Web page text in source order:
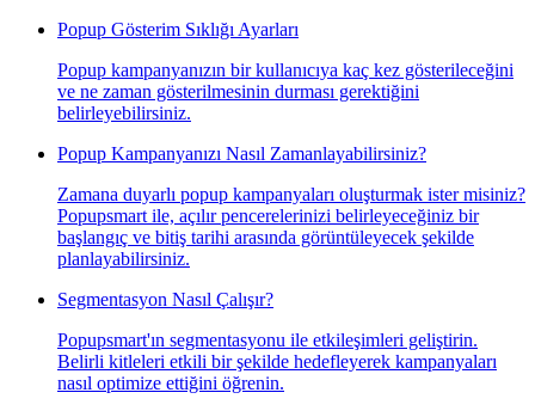
Popup Gösterim Sıklığı Ayarları
Popup kampanyanızın bir kullanıcıya kaç kez gösterileceğini
ve ne zaman gösterilmesinin durması gerektiğini
belirleyebilirsiniz.
Popup Kampanyanızı Nasıl Zamanlayabilirsiniz?
Zamana duyarlı popup kampanyaları oluşturmak ister misiniz?
Popupsmart ile, açılır pencerelerinizi belirleyeceğiniz bir
başlangıç ve bitiş tarihi arasında görüntüleyecek şekilde
planlayabilirsiniz.
Segmentasyon Nasıl Çalışır?
Popupsmart'ın segmentasyonu ile etkileşimleri geliştirin.
Belirli kitleleri etkili bir şekilde hedefleyerek kampanyaları
nasıl optimize ettiğini öğrenin.